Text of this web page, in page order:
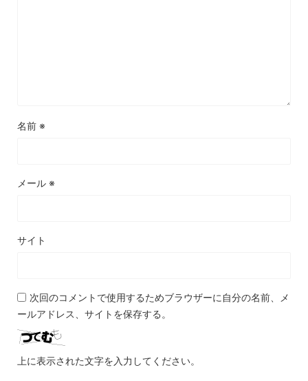
名前 ※
メール ※
サイト
次回のコメントで使用するためブラウザーに自分の名前、メ
ールアドレス、サイトを保存する。
上に表示された文字を入力してください。